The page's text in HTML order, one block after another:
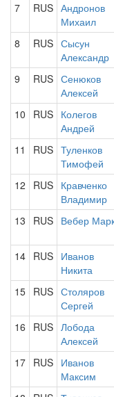
7 RUS Андронов
Михаил
8 RUS Сысун
Александр
9 RUS Сенюков
Алексей
10 RUS Колегов
Андрей
11 RUS Туленков
Тимофей
12 RUS Кравченко
Владимир
13 RUS Вебер
14 RUS Иванов
Никита
15 RUS Столяров
Сергей
16 RUS Лобода
Алексей
17 RUS Иванов
Максим